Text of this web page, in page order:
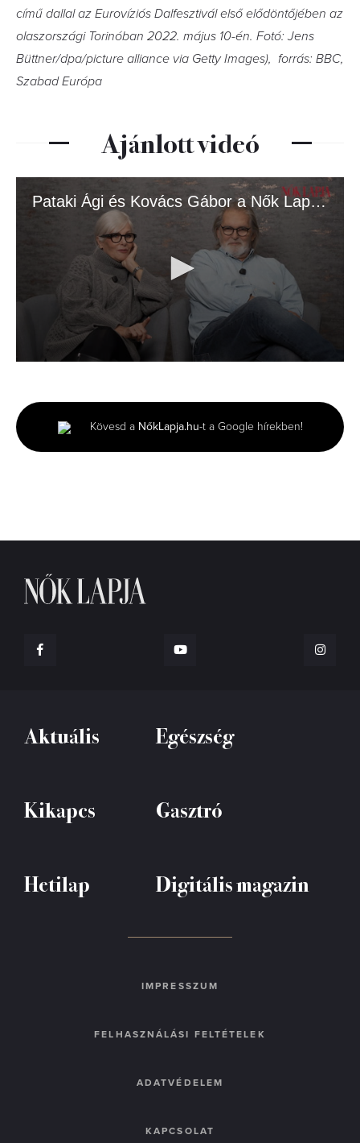
című dallal az Eurovíziós Dalfesztivál első elődöntőjében az
olaszországi Torinóban 2022. május 10-én. Fotó: Jens
Büttner/dpa/picture alliance via Getty Images), forrás: BBC,
Szabad Európa
Ajánlott videó
Pataki Ági és Kovács Gábor a Nők Lapja címlapján
minutes,
46
seconds
Kövesd a NőkLapja.hu-t a Google hírekben!
Aktuális Egészség
Kikapcs Gasztró
Hetilap Digitális magazin
IMPRESSZUM
FELHASZNÁLÁSI FELTÉTELEK
ADATVÉDELEM
KAPCSOLAT